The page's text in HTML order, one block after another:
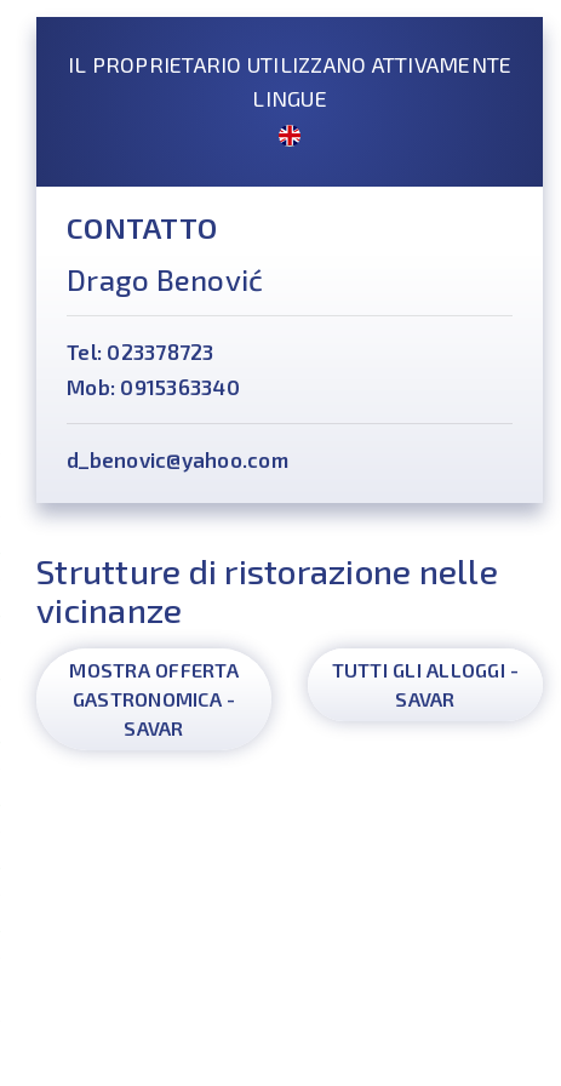
IL PROPRIETARIO UTILIZZANO ATTIVAMENTE
LINGUE
CONTATTO
Drago Benović
Tel: 023378723
Mob: 0915363340
d_benovic@yahoo.com
Strutture di ristorazione nelle
vicinanze
MOSTRA OFFERTA
GASTRONOMICA -
SAVAR
TUTTI GLI ALLOGGI -
SAVAR